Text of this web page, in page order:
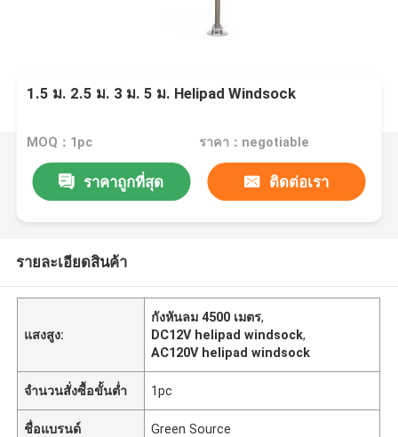
1.5 ม. 2.5 ม. 3 ม. 5 ม. Helipad Windsock
MOQ：1pc ราคา：negotiable
ราคาถูกที่สุด ติดต่อเรา
รายละเอียดสินค้า
แสงสูง:
กังหันลม 4500 เมตร,
DC12V helipad windsock,
AC120V helipad windsock
จำนวนสั่งซื้อขั้นต่ำ 1pc
ชื่อแบรนด์ Green Source